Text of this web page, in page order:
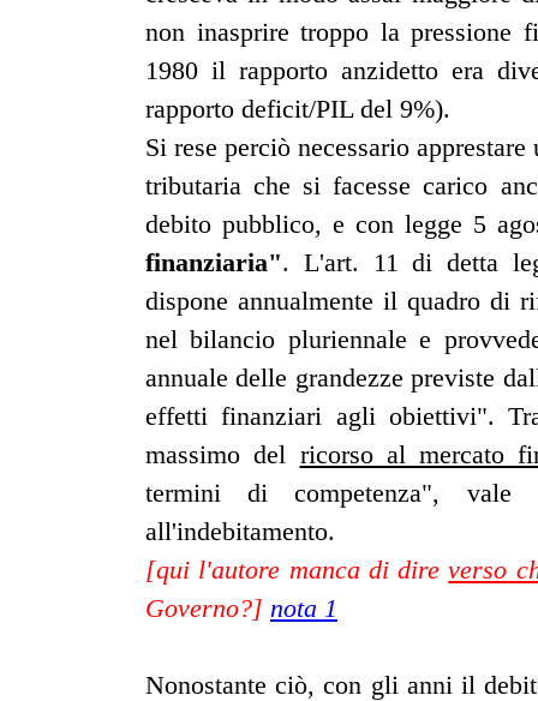
non inasprire troppo la pressione
1980 il rapporto anzidetto era
rapporto deficit/PIL del 9%).
Si rese perciò necessario
tributaria che si facesse carico
debito pubblico, e con legge 5
finanziaria". L'art. 11 di detta
dispone annualmente il quadro di
nel bilancio pluriennale e
annuale delle grandezze previste
effetti finanziari agli obiettivi".
massimo del ricorso al mercato
termini di competenza",
all'indebitamento.
[qui l'autore manca di direverso
Governo?] nota 1
Nonostante ciò, con gli anni il